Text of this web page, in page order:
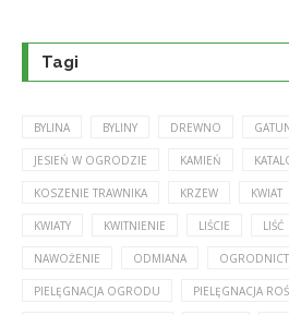
Tagi
BYLINA BYLINY DREWNO
JESIEŃ W OGRODZIE KAMIEŃ
KOSZENIE TRAWNIKA KRZEW KWIAT
KWIATY KWITNIENIE LIŚCIE LIŚĆ
NAWOŻENIE ODMIANA
PIELĘGNACJA OGRODU PIELĘGNACJA